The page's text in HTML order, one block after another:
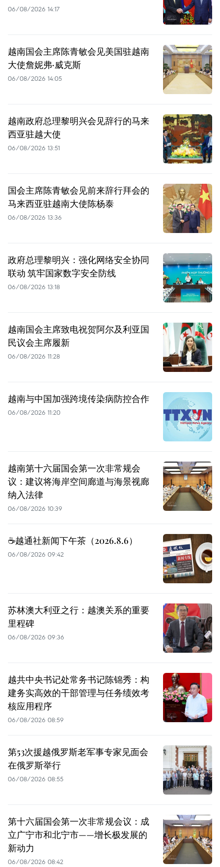
06/08/2026 14:17
越南国会主席陈青敏会见美国驻越南
大使詹妮弗·威克斯
06/08/2026 14:05
越南政府总理黎明兴会见辞行的马来
西亚驻越大使
06/08/2026 13:51
国会主席陈青敏会见前来辞行拜会的
马来西亚驻越南大使陈杨泰
06/08/2026 13:36
政府总理黎明兴：强化网络安全协同
联动 筑牢国家数字安全防线
06/08/2026 13:18
越南国会主席致电祝贺阿尔及利亚国
民议会主席履新
06/08/2026 11:28
越南与中国加强跨境传染病防控合作
06/08/2026 11:20
越南第十六届国会第一次非常规会
议：建议将海岸空间廊道与海景视廊
纳入法律
06/08/2026 10:39
☕️越通社新闻下午茶（2026.8.6）
06/08/2026 09:42
苏林澳大利亚之行：越澳关系的重要
里程碑
06/08/2026 09:36
越共中央书记处常务书记陈锦秀：构
建务实高效的干部管理与任务绩效考
核应用程序
06/08/2026 08:59
第53次援越俄罗斯老军事专家见面会
在俄罗斯举行
06/08/2026 08:55
第十六届国会第一次非常规会议：成
立广宁市和北宁市——增长极发展的
新动力
06/08/2026 08:42